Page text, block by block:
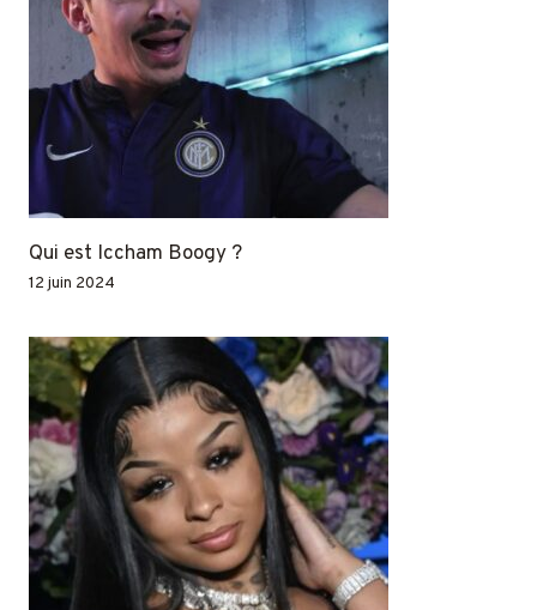
Qui est Iccham Boogy ?
12 juin 2024